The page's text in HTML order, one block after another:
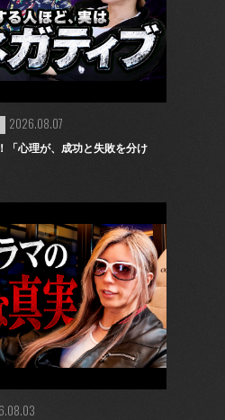
2026.08.07
「心理が、成功と失敗を分け